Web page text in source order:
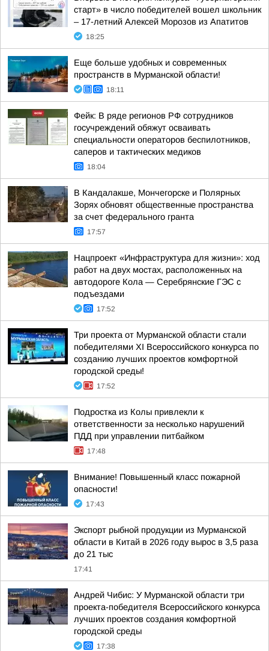
старт» в число победителей вошел школьник
– 17-летний Алексей Морозов из Апатитов
18:25
Еще больше удобных и современных
пространств в Мурманской области!
18:11
Фейк: В ряде регионов РФ сотрудников
госучреждений обяжут осваивать
специальности операторов беспилотников,
саперов и тактических медиков
18:04
В Кандалакше, Мончегорске и Полярных
Зорях обновят общественные пространства
за счет федерального гранта
17:57
Нацпроект «Инфраструктура для жизни»: ход
работ на двух мостах, расположенных на
автодороге Кола — Серебрянские ГЭС с
подъездами
17:52
Три проекта от Мурманской области стали
победителями XI Всероссийского конкурса по
созданию лучших проектов комфортной
городской среды!
17:52
Подростка из Колы привлекли к
ответственности за несколько нарушений
ПДД при управлении питбайком
17:48
Внимание! Повышенный класс пожарной
опасности!
17:43
Экспорт рыбной продукции из Мурманской
области в Китай в 2026 году вырос в 3,5 раза
до 21 тыс
17:41
Андрей Чибис: У Мурманской области три
проекта-победителя Всероссийского конкурса
лучших проектов создания комфортной
городской среды
17:38